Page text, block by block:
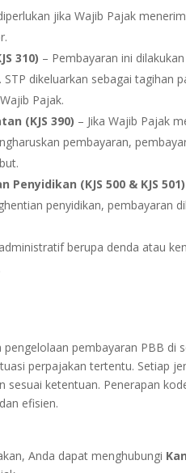
jika Wajib Pajak
310) – Pembayaran ini
dikeluarkan sebagai tagihan
Pajak.
(KJS 390) – Jika Wajib Pajak
pembayaran,
(KJS 500 & KJS 501)
penyidikan, pembayaran
berupa denda atau
pembayaran PBB di
perpajakan tertentu. Setiap
sesuai ketentuan. Penerapan
efisien.
Anda dapat menghubungi